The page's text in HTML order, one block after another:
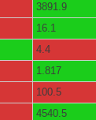
3891.9
16.1
4.4
1.817
100.5
4540.5